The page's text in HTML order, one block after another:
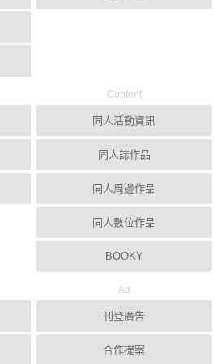
Content
同人活動資訊
同人誌作品
同人周邊作品
同人數位作品
BOOKY
Ad
刊登廣告
合作提案